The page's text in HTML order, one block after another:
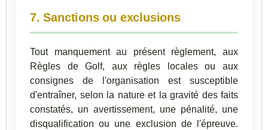
7. Sanctions ou exclusions
Tout manquement au présent règlement, aux
Règles de Golf, aux règles locales ou aux
consignes de l'organisation est susceptible
d'entraîner, selon la nature et la gravité des faits
constatés, un avertissement, une pénalité, une
disqualification ou une exclusion de l'épreuve.